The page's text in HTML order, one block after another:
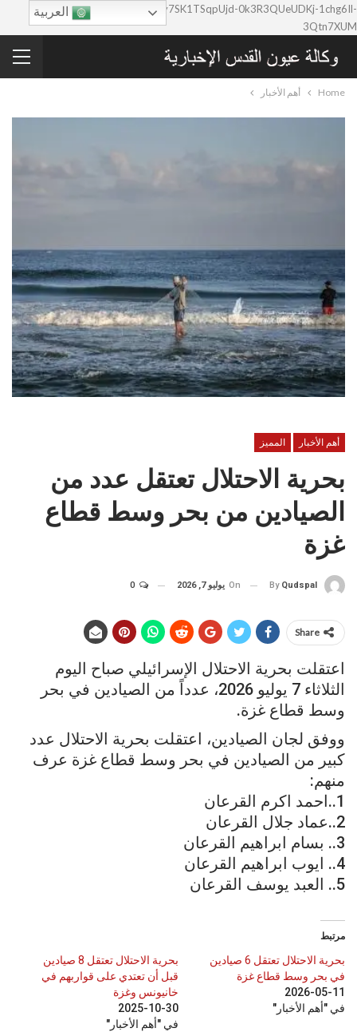
google-site-verification=0y7SK1TSqpUjd-0k3R3QUeUDKj-1chg6Il-
3Qtn7XUM
Home أهم الأخبار
أهم الأخبار المميز
بحرية الاحتلال تعتقل عدد من
الصيادين من بحر وسط قطاع
غزة
By Qudspal
On يوليو 7, 2026
Share
اعتقلت بحرية الاحتلال الإسرائيلي صباح اليوم
الثلاثاء 7 يوليو 2026، عدداً من الصيادين في بحر
وسط قطاع غزة.
ووفق لجان الصيادين، اعتقلت بحرية الاحتلال عدد
كبير من الصيادين في بحر وسط قطاع غزة عرف
منهم:
1..احمد اكرم القرعان
2..عماد جلال القرعان
3.. بسام ابراهيم القرعان
4.. ايوب ابراهيم القرعان
5.. العبد يوسف القرعان
مرتبط
بحرية الاحتلال تعتقل 6 صيادين
في بحر وسط قطاع غزة
2026-05-11
في "أهم الأخبار"
بحرية الاحتلال تعتقل 8 صيادين
قبل أن تعتدي على قواربهم في
خانيونس وغزة
2025-10-30
في "أهم الأخبار"
العربية